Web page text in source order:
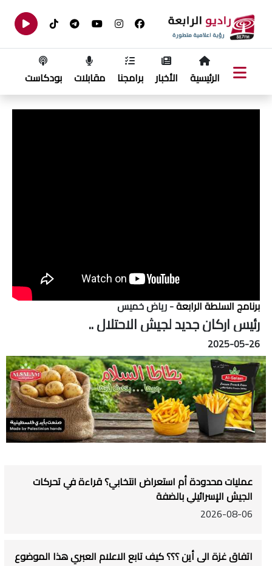
الرئيسية الأخبار برامجنا مقابلات بودكاست
برنامج السلطة الرابعة- رياض خميس
رئيس اركان جديد لجيش الاحتلال ..
2025-05-26
عمليات محدودة أم استعراض انتخابي؟ قراءة في تحركات
الجيش الإسرائيلي بالضفة
2026-08-06
اتفاق غزة الى أين ؟؟؟ كيف تابع الاعلام العبري هذا الموضوع